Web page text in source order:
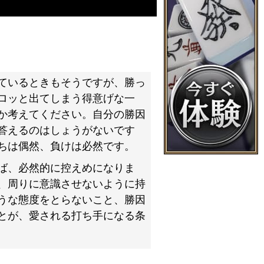
るときもそうですが、勝っ
ッと出てしまう得意げな一
考えてください。自分の勝因
えるのはしょうがないです
偶然、負けは必然です。
必然的に控えめになりま
周りに意識させないように持
な態度をとらないこと、勝因
が、愛される打ち手になる条